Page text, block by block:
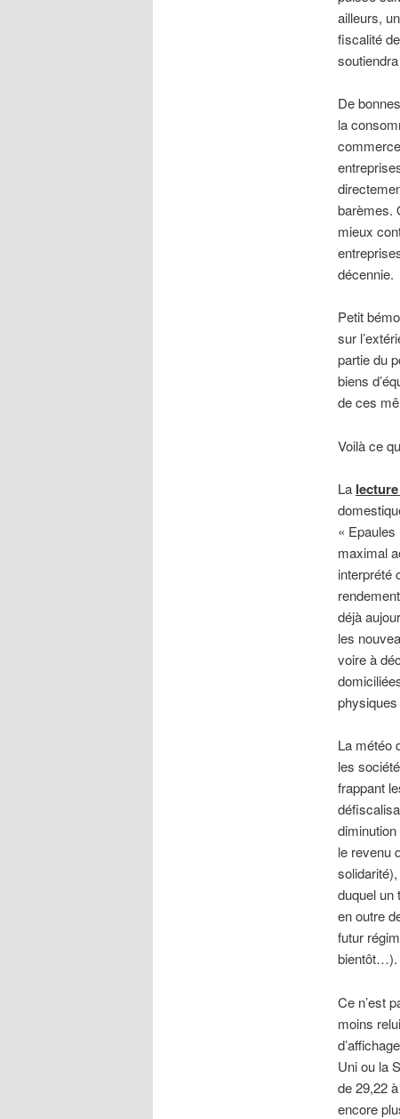
ailleurs,
fiscalité
De
la
barèmes.
mieux
décennie.
Petit
sur
partie du
biens
de ces
Voilà ce
La
«
maximal
interprété
déjà
les
voire à
La météo
les
frappant
diminution
le revenu
duquel un
en outre
futur
bientôt…).
Ce n’est
moins
Uni ou la
de 29,22
encore